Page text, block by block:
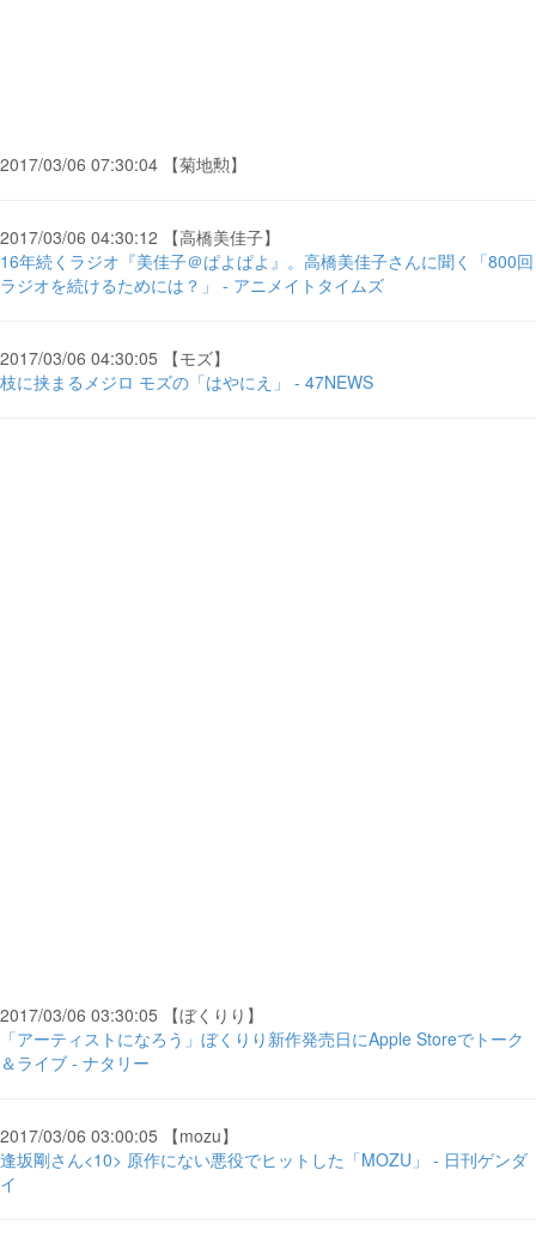
2017/03/06 07:30:04 【菊地勲】
2017/03/06 04:30:12 【高橋美佳子】
16年続くラジオ『美佳子＠ぱよぱよ』。高橋美佳子さんに聞く「800回
ラジオを続けるためには？」 - アニメイトタイムズ
2017/03/06 04:30:05 【モズ】
枝に挟まるメジロ モズの「はやにえ」 - 47NEWS
2017/03/06 03:30:05 【ぼくりり】
「アーティストになろう」ぼくりり新作発売日にApple Storeでトーク
＆ライブ - ナタリー
2017/03/06 03:00:05 【mozu】
逢坂剛さん<10> 原作にない悪役でヒットした「MOZU」 - 日刊ゲンダ
イ